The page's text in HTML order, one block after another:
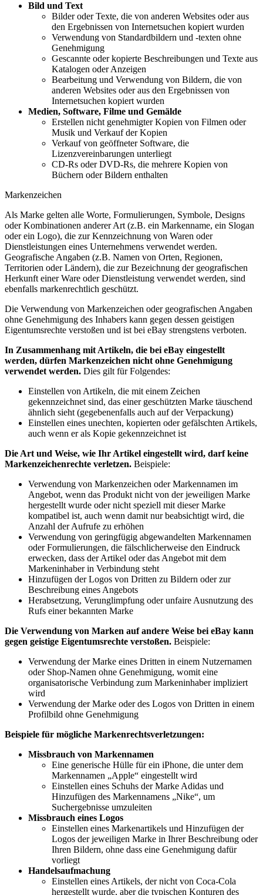
Bild und Text
Bilder oder Texte, die von anderen Websites oder aus
den Ergebnissen von Internetsuchen kopiert wurden
Verwendung von Standardbildern und -texten ohne
Genehmigung
Gescannte oder kopierte Beschreibungen und Texte aus
Katalogen oder Anzeigen
Bearbeitung und Verwendung von Bildern, die von
anderen Websites oder aus den Ergebnissen von
Internetsuchen kopiert wurden
Medien, Software, Filme und Gemälde
Erstellen nicht genehmigter Kopien von Filmen oder
Musik und Verkauf der Kopien
Verkauf von geöffneter Software, die
Lizenzvereinbarungen unterliegt
CD-Rs oder DVD-Rs, die mehrere Kopien von
Büchern oder Bildern enthalten
Markenzeichen
Als Marke gelten alle Worte, Formulierungen, Symbole, Designs
oder Kombinationen anderer Art (z.B. ein Markenname, ein Slogan
oder ein Logo), die zur Kennzeichnung von Waren oder
Dienstleistungen eines Unternehmens verwendet werden.
Geografische Angaben (z.B. Namen von Orten, Regionen,
Territorien oder Ländern), die zur Bezeichnung der geografischen
Herkunft einer Ware oder Dienstleistung verwendet werden, sind
ebenfalls markenrechtlich geschützt.
Die Verwendung von Markenzeichen oder geografischen Angaben
ohne Genehmigung des Inhabers kann gegen dessen geistigen
Eigentumsrechte verstoßen und ist bei eBay strengstens verboten.
In Zusammenhang mit Artikeln, die bei eBay eingestellt
werden, dürfen Markenzeichen nicht ohne Genehmigung
verwendet werden. Dies gilt für Folgendes:
Einstellen von Artikeln, die mit einem Zeichen
gekennzeichnet sind, das einer geschützten Marke täuschend
ähnlich sieht (gegebenenfalls auch auf der Verpackung)
Einstellen eines unechten, kopierten oder gefälschten Artikels,
auch wenn er als Kopie gekennzeichnet ist
Die Art und Weise, wie Ihr Artikel eingestellt wird, darf keine
Markenzeichenrechte verletzen. Beispiele:
Verwendung von Markenzeichen oder Markennamen im
Angebot, wenn das Produkt nicht von der jeweiligen Marke
hergestellt wurde oder nicht speziell mit dieser Marke
kompatibel ist, auch wenn damit nur beabsichtigt wird, die
Anzahl der Aufrufe zu erhöhen
Verwendung von geringfügig abgewandelten Markennamen
oder Formulierungen, die fälschlicherweise den Eindruck
erwecken, dass der Artikel oder das Angebot mit dem
Markeninhaber in Verbindung steht
Hinzufügen der Logos von Dritten zu Bildern oder zur
Beschreibung eines Angebots
Herabsetzung, Verunglimpfung oder unfaire Ausnutzung des
Rufs einer bekannten Marke
Die Verwendung von Marken auf andere Weise bei eBay kann
gegen geistige Eigentumsrechte verstoßen. Beispiele:
Verwendung der Marke eines Dritten in einem Nutzernamen
oder Shop-Namen ohne Genehmigung, womit eine
organisatorische Verbindung zum Markeninhaber impliziert
wird
Verwendung der Marke oder des Logos von Dritten in einem
Profilbild ohne Genehmigung
Beispiele für mögliche Markenrechtsverletzungen:
Missbrauch von Markennamen
Eine generische Hülle für ein iPhone, die unter dem
Markennamen „Apple“ eingestellt wird
Einstellen eines Schuhs der Marke Adidas und
Hinzufügen des Markennamens „Nike“, um
Suchergebnisse umzuleiten
Missbrauch eines Logos
Einstellen eines Markenartikels und Hinzufügen der
Logos der jeweiligen Marke in Ihrer Beschreibung oder
Ihren Bildern, ohne dass eine Genehmigung dafür
vorliegt
Handelsaufmachung
Einstellen eines Artikels, der nicht von Coca-Cola
hergestellt wurde, aber die typischen Konturen des